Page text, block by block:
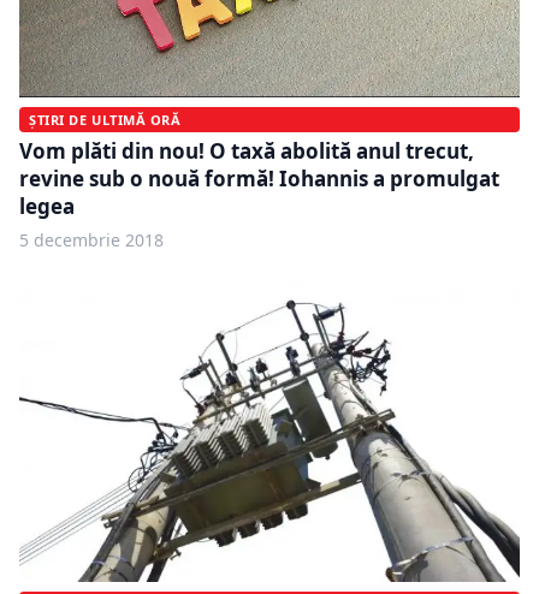
ȘTIRI DE ULTIMĂ ORĂ
Vom plăti din nou! O taxă abolită anul trecut,
revine sub o nouă formă! Iohannis a promulgat
legea
5 decembrie 2018